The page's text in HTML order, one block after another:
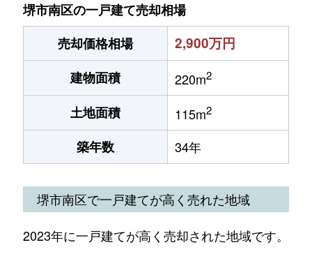
堺市南区の一戸建て売却相場
売却価格相場
2,900万円
建物面積 220m2
土地面積 115m2
築年数 34年
堺市南区で一戸建てが高く売れた地域
2023年に一戸建てが高く売却された地域です。